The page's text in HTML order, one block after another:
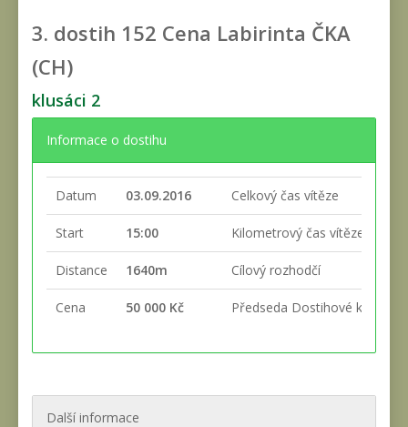
3. dostih 152 Cena Labirinta ČKA
(CH)
klusáci 2
Informace o dostihu
Datum 03.09.2016 Celkový čas vítěze
Start 15:00 Kilometrový čas vítěze
Distance 1640m Cílový rozhodčí
Cena 50 000 Kč Předseda Dostihové komise
Další informace